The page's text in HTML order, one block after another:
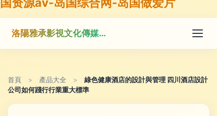
洛陽雅承影視文化傳媒有限公司
首頁 > 產品大全 >
綠色健康酒店的設計與管理 四川酒店設計
公司如何踐行行業重大標準